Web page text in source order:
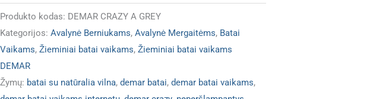
Produkto kodas: DEMAR CRAZY A GREY
Kategorijos: Avalynė Berniukams, Avalynė Mergaitėms, Batai
Vaikams, Žieminiai batai vaikams, Žieminiai batai vaikams
DEMAR
Žymų: batai su natūralia vilna, demar batai, demar batai vaikams,